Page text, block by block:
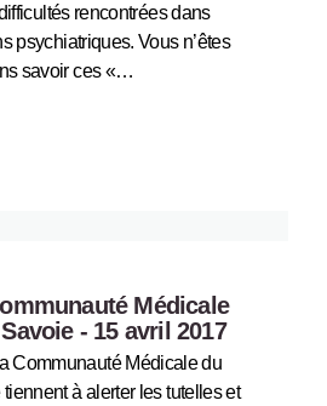
rencontrées dans
psychiatriques. Vous n’êtes
savoir ces «…
Médicale
- 15 avril 2017
Communauté Médicale du
à alerter les tutelles et